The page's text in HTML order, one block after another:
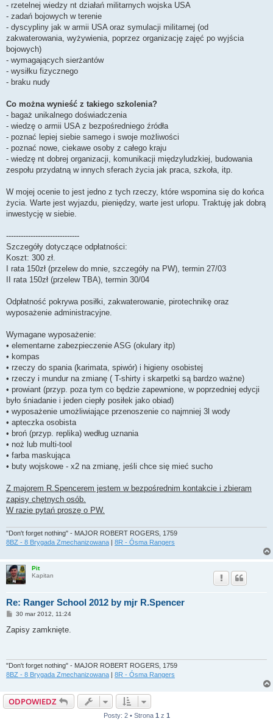
- rzetelnej wiedzy nt działań militarnych wojska USA
- zadań bojowych w terenie
- dyscypliny jak w armii USA oraz symulacji militarnej (od
zakwaterowania, wyżywienia, poprzez organizację zajęć po wyjścia
bojowych)
- wymagających sierżantów
- wysiłku fizycznego
- braku nudy
Co można wynieść z takiego szkolenia?
- bagaż unikalnego doświadczenia
- wiedzę o armii USA z bezpośredniego źródła
- poznać lepiej siebie samego i swoje możliwości
- poznać nowe, ciekawe osoby z całego kraju
- wiedzę nt dobrej organizacji, komunikacji międzyludzkiej, budowania
zespołu przydatną w innych sferach życia jak praca, szkoła, itp.
W mojej ocenie to jest jedno z tych rzeczy, które wspomina się do końca
życia. Warte jest wyjazdu, pieniędzy, warte jest urlopu. Traktuję jak dobrą
inwestycję w siebie.
------------------------------
Szczegóły dotyczące odpłatności:
Koszt: 300 zł.
I rata 150zł (przelew do mnie, szczegóły na PW), termin 27/03
II rata 150zł (przelew TBA), termin 30/04
Odpłatność pokrywa posiłki, zakwaterowanie, pirotechnikę oraz
wyposażenie administracyjne.
Wymagane wyposażenie:
• elementarne zabezpieczenie ASG (okulary itp)
• kompas
• rzeczy do spania (karimata, spiwór) i higieny osobistej
• rzeczy i mundur na zmianę ( T-shirty i skarpetki są bardzo ważne)
• prowiant (przyp. poza tym co będzie zapewnione, w poprzedniej edycji
było śniadanie i jeden ciepły posiłek jako obiad)
• wyposażenie umożliwiające przenoszenie co najmniej 3l wody
• apteczka osobista
• broń (przyp. replika) według uznania
• noż lub multi-tool
• farba maskująca
• buty wojskowe - x2 na zmianę, jeśli chce się mieć sucho
Z majorem R.Spencerem jestem w bezpośrednim kontakcie i zbieram
zapisy chętnych osób.
W razie pytań proszę o PW.
"Don't forget nothing" - MAJOR ROBERT ROGERS, 1759
8BZ - 8 Brygada Zmechanizowana | 8R - Ósma Rangers
Pit
Kapitan
Re: Ranger School 2012 by mjr R.Spencer
P
s
30 mar 2012, 11:24
Zapisy zamknięte.
"Don't forget nothing" - MAJOR ROBERT ROGERS, 1759
8BZ - 8 Brygada Zmechanizowana | 8R - Ósma Rangers
ODPOWIEDZ
Posty: 2 • Strona 1 z 1